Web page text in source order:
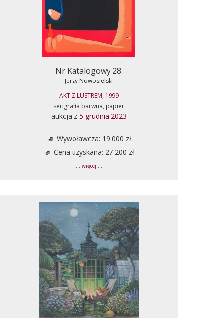
Nr Katalogowy 28.
Jerzy Nowosielski
AKT Z LUSTREM, 1999
serigrafia barwna, papier
aukcja z 5 grudnia 2023
Wywoławcza: 19 000 zł
Cena uzyskana: 27 200 zł
... więcej ...